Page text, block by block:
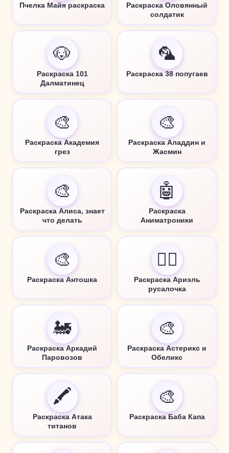
Пчелка Майя раскраска
Раскраска Оловянный
солдатик
🐶
Раскраска 101
Далматинец
🦜
Раскраска 38 попугаев
🎨
Раскраска Академия
грез
🎨
Раскраска Аладдин и
Жасмин
🎨
Раскраска Алиса, знает
что делать
🤖
Раскраска
Аниматроники
🎨
Раскраска Антошка
🧜‍♀️
Раскраска Ариэль
русалочка
🚂
Раскраска Аркадий
Паровозов
🎨
Раскраска Астерикс и
Обеликс
🖍️
Раскраска Атака
титанов
🎨
Раскраска Баба Капа